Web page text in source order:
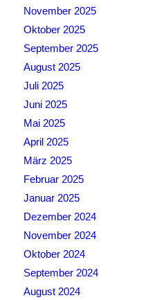
November 2025
Oktober 2025
September 2025
August 2025
Juli 2025
Juni 2025
Mai 2025
April 2025
März 2025
Februar 2025
Januar 2025
Dezember 2024
November 2024
Oktober 2024
September 2024
August 2024